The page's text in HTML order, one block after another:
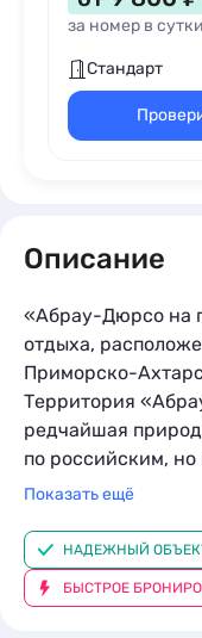
за номер в сутки
Стандарт
Описание
«Абрау-Дюрсо на
отдыха,
Приморско-
Территория
редчайшая
по российским,
Благодаря своему
«Абрау-Дюрсо на
рекреацией и
мечты.
Показать ещё
НАДЕЖНЫЙ
БЫСТРОЕ